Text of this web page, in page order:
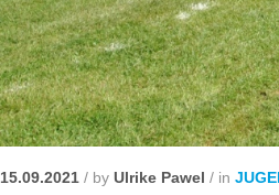
15.09.2021 / by Ulrike Pawel / in